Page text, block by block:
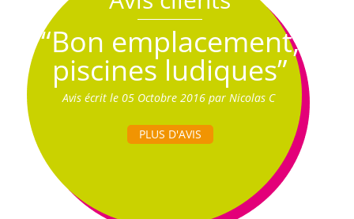
“Bon emplacement,
piscines ludiques”
Avis écrit le 05 Octobre 2016 par Nicolas C
PLUS D'AVIS